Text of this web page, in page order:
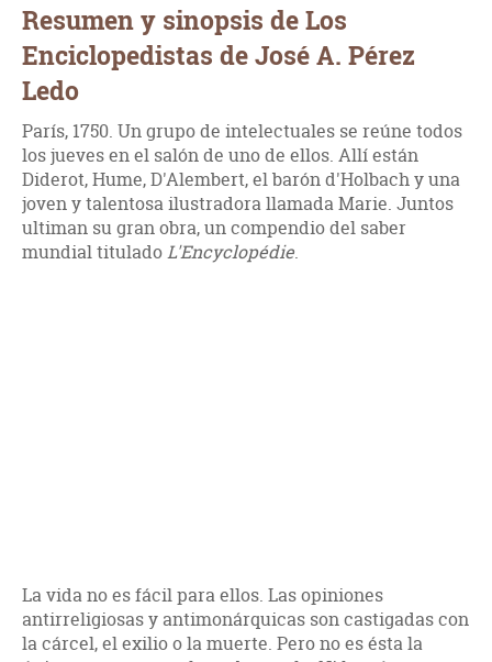
Resumen y sinopsis de Los
Enciclopedistas de José A. Pérez
Ledo
París, 1750. Un grupo de intelectuales se reúne todos
los jueves en el salón de uno de ellos. Allí están
Diderot, Hume, D'Alembert, el barón d'Holbach y una
joven y talentosa ilustradora llamada Marie. Juntos
ultiman su gran obra, un compendio del saber
mundial tituladoL'Encyclopédie.
La vida no es fácil para ellos. Las opiniones
antirreligiosas y antimonárquicas son castigadas con
la cárcel, el exilio o la muerte. Pero no es ésta la